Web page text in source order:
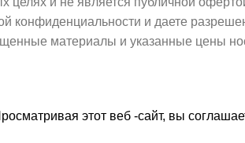
конфиденциальности и даете
материалы и указанные цены
этот веб -сайт, вы